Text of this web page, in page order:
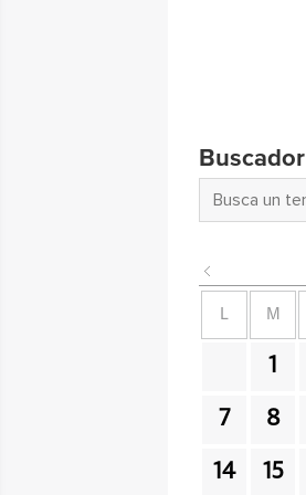
Buscador
L M
1
7 8
14 15